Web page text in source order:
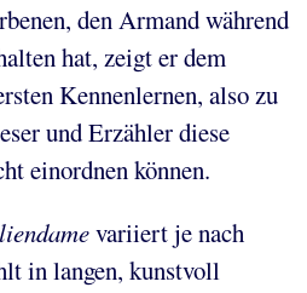
den Armand während
hat, zeigt er dem
Kennenlernen, also zu
und Erzähler diese
einordnen können.
variiert je nach
in langen, kunstvoll